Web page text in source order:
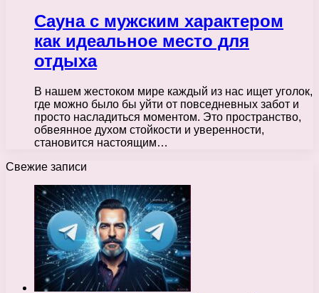
Сауна с мужским характером
как идеальное место для
отдыха
В нашем жестоком мире каждый из нас ищет уголок,
где можно было бы уйти от повседневных забот и
просто насладиться моментом. Это пространство,
обвеянное духом стойкости и уверенности,
становится настоящим…
Свежие записи